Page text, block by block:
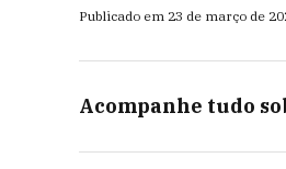
Publicado em 23 de março de
Acompanhe tudo